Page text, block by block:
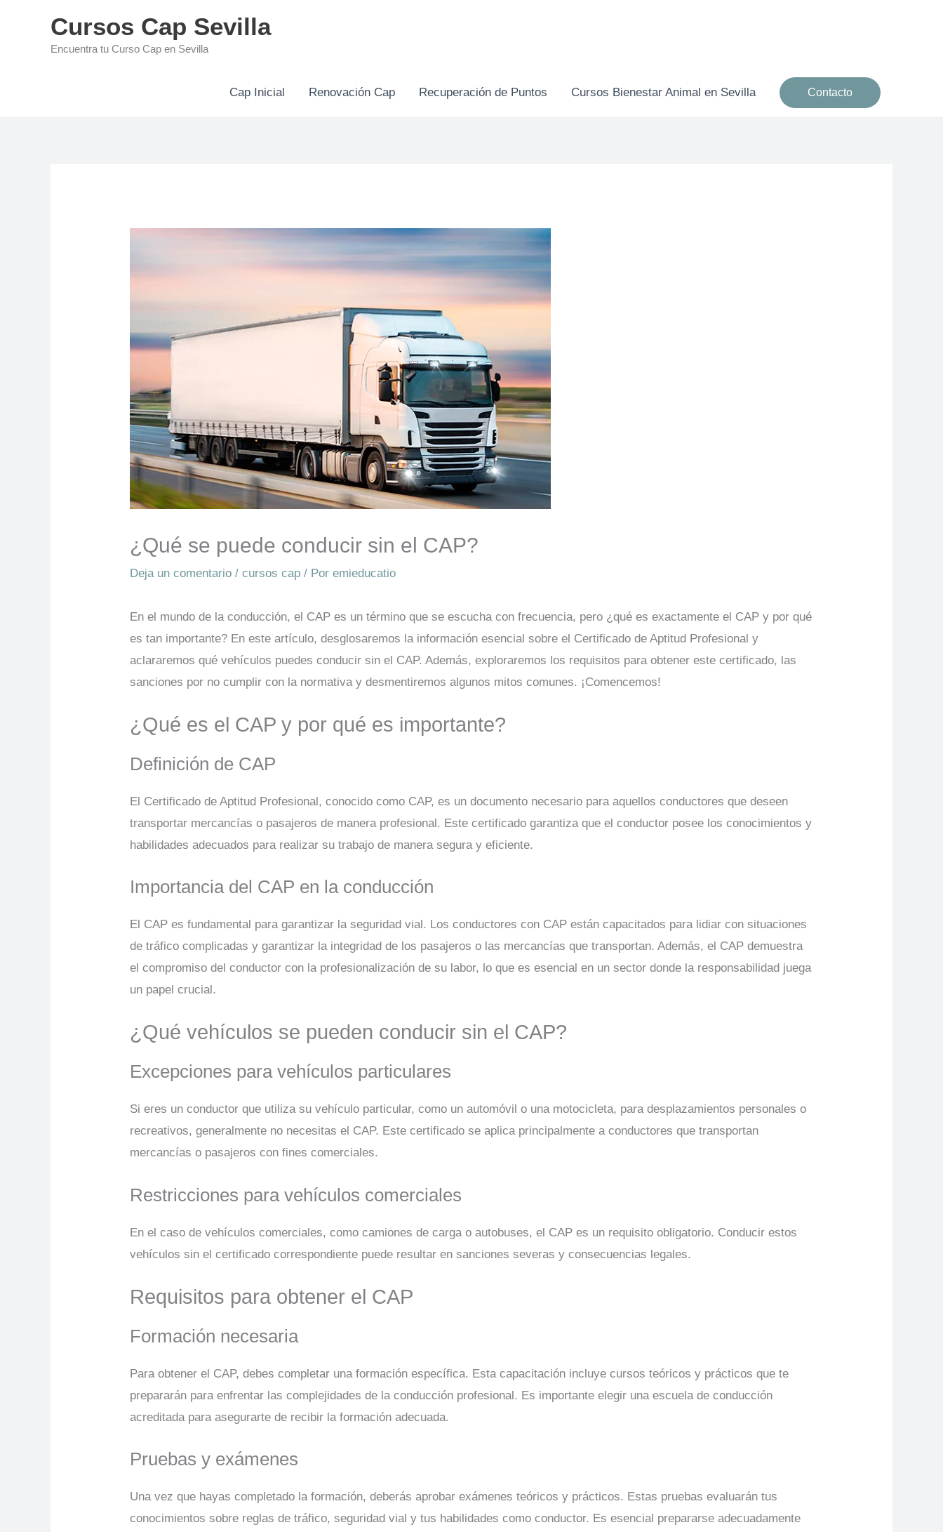
Cursos Cap Sevilla
Encuentra tu Curso Cap en Sevilla
Cap Inicial Renovación Cap Recuperación de Puntos Cursos Bienestar Animal en Sevilla Contacto
¿Qué se puede conducir sin el CAP?
Deja un comentario /cursos cap / Poremieducatio
En el mundo de la conducción, el CAP es un término que se escucha con frecuencia, pero ¿qué es exactamente el CAP y por qué
es tan importante? En este artículo, desglosaremos la información esencial sobre el Certificado de Aptitud Profesional y
aclararemos qué vehículos puedes conducir sin el CAP. Además, exploraremos los requisitos para obtener este certificado, las
sanciones por no cumplir con la normativa y desmentiremos algunos mitos comunes. ¡Comencemos!
¿Qué es el CAP y por qué es importante?
Definición de CAP
El Certificado de Aptitud Profesional, conocido como CAP, es un documento necesario para aquellos conductores que deseen
transportar mercancías o pasajeros de manera profesional. Este certificado garantiza que el conductor posee los conocimientos y
habilidades adecuados para realizar su trabajo de manera segura y eficiente.
Importancia del CAP en la conducción
El CAP es fundamental para garantizar la seguridad vial. Los conductores con CAP están capacitados para lidiar con situaciones
de tráfico complicadas y garantizar la integridad de los pasajeros o las mercancías que transportan. Además, el CAP demuestra
el compromiso del conductor con la profesionalización de su labor, lo que es esencial en un sector donde la responsabilidad juega
un papel crucial.
¿Qué vehículos se pueden conducir sin el CAP?
Excepciones para vehículos particulares
Si eres un conductor que utiliza su vehículo particular, como un automóvil o una motocicleta, para desplazamientos personales o
recreativos, generalmente no necesitas el CAP. Este certificado se aplica principalmente a conductores que transportan
mercancías o pasajeros con fines comerciales.
Restricciones para vehículos comerciales
En el caso de vehículos comerciales, como camiones de carga o autobuses, el CAP es un requisito obligatorio. Conducir estos
vehículos sin el certificado correspondiente puede resultar en sanciones severas y consecuencias legales.
Requisitos para obtener el CAP
Formación necesaria
Para obtener el CAP, debes completar una formación específica. Esta capacitación incluye cursos teóricos y prácticos que te
prepararán para enfrentar las complejidades de la conducción profesional. Es importante elegir una escuela de conducción
acreditada para asegurarte de recibir la formación adecuada.
Pruebas y exámenes
Una vez que hayas completado la formación, deberás aprobar exámenes teóricos y prácticos. Estas pruebas evaluarán tus
conocimientos sobre reglas de tráfico, seguridad vial y tus habilidades como conductor. Es esencial prepararse adecuadamente